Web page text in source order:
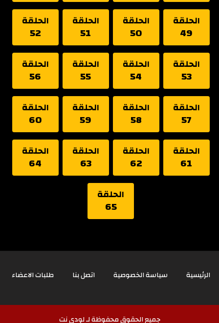
الحلقة
49
الحلقة
50
الحلقة
51
الحلقة
52
الحلقة
53
الحلقة
54
الحلقة
55
الحلقة
56
الحلقة
57
الحلقة
58
الحلقة
59
الحلقة
60
الحلقة
61
الحلقة
62
الحلقة
63
الحلقة
64
الحلقة
65
الرئيسية سياسة الخصوصية اتصل بنا طلبات الاعضاء
جميع الحقوق محفوظة لـ لودي نت